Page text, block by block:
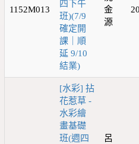
1152M013
四下午
班)(7/9
確定開
課｜順
延 9/10
結業)
金
源
[水彩] 拈
花惹草 -
水彩繪
畫基礎
班(週四
呂